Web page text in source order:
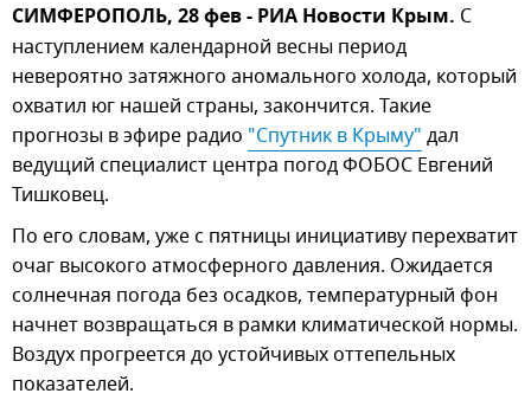
СИМФЕРОПОЛЬ, 28 фев - РИА Новости Крым. С
наступлением календарной весны период
невероятно затяжного аномального холода, который
охватил юг нашей страны, закончится. Такие
прогнозы в эфире радио "Спутник в Крыму" дал
ведущий специалист центра погод ФОБОС Евгений
Тишковец.
По его словам, уже с пятницы инициативу перехватит
очаг высокого атмосферного давления. Ожидается
солнечная погода без осадков, температурный фон
начнет возвращаться в рамки климатической нормы.
Воздух прогреется до устойчивых оттепельных
показателей.